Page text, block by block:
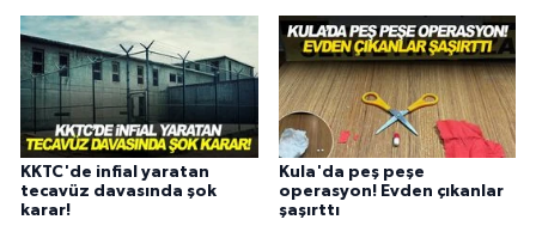
KKTC'de infial yaratan
tecavüz davasında şok
karar!
Kula'da peş peşe
operasyon! Evden çıkanlar
şaşırttı